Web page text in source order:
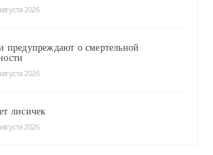
2026
предупреждают о смертельной
2026
лисичек
2026